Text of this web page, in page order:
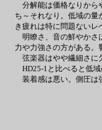
分解能は価格なりから
ち～それなり。低域の
き疲れは特に問題ないレ
明瞭さ、音の鮮やかさ
力や力強さの方がある
弦楽器はやや繊細さに
HD25-1と比べると低域
装着感は悪い。側圧は